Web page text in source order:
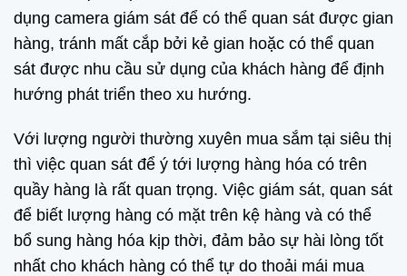
dụng camera giám sát để có thể quan sát được gian
hàng, tránh mất cắp bởi kẻ gian hoặc có thể quan
sát được nhu cầu sử dụng của khách hàng để định
hướng phát triển theo xu hướng.
Với lượng người thường xuyên mua sắm tại siêu thị
thì việc quan sát để ý tới lượng hàng hóa có trên
quầy hàng là rất quan trọng. Việc giám sát, quan sát
để biết lượng hàng có mặt trên kệ hàng và có thể
bổ sung hàng hóa kịp thời, đảm bảo sự hài lòng tốt
nhất cho khách hàng có thể tự do thoải mái mua